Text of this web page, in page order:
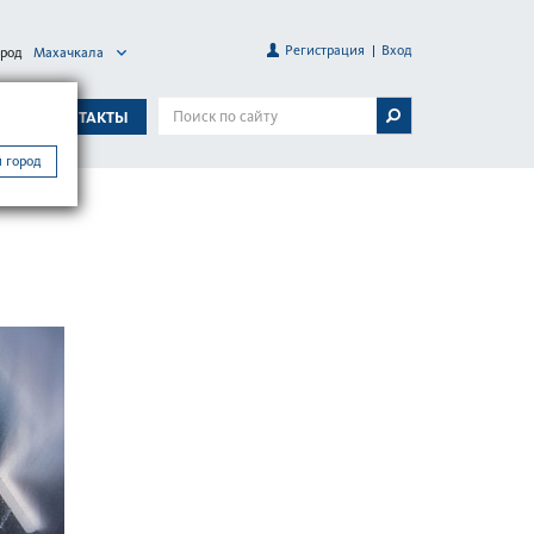
КОНТАКТЫ
город
Махачкала Регистрация Вход